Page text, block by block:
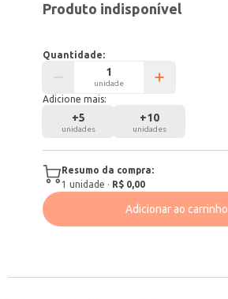
Produto indisponível
Quantidade:
unidade
Adicione mais:
+5
unidades
+10
unidades
Resumo da compra:
1 unidade · R$ 0,00
Adicionar ao carrinho